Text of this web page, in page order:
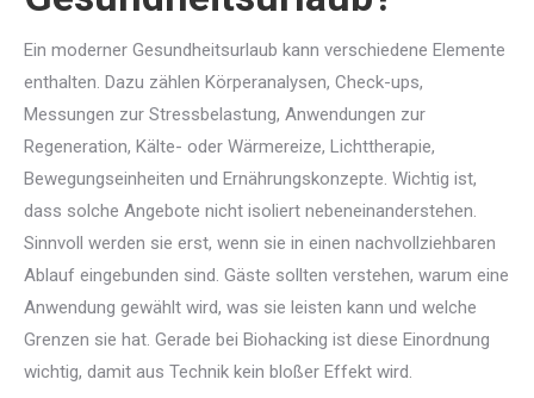
Ein moderner Gesundheitsurlaub kann verschiedene Elemente
enthalten. Dazu zählen Körperanalysen, Check-ups,
Messungen zur Stressbelastung, Anwendungen zur
Regeneration, Kälte- oder Wärmereize, Lichttherapie,
Bewegungseinheiten und Ernährungskonzepte. Wichtig ist,
dass solche Angebote nicht isoliert nebeneinanderstehen.
Sinnvoll werden sie erst, wenn sie in einen nachvollziehbaren
Ablauf eingebunden sind. Gäste sollten verstehen, warum eine
Anwendung gewählt wird, was sie leisten kann und welche
Grenzen sie hat. Gerade bei Biohacking ist diese Einordnung
wichtig, damit aus Technik kein bloßer Effekt wird.